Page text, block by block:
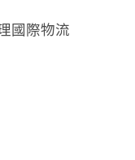
國際物流